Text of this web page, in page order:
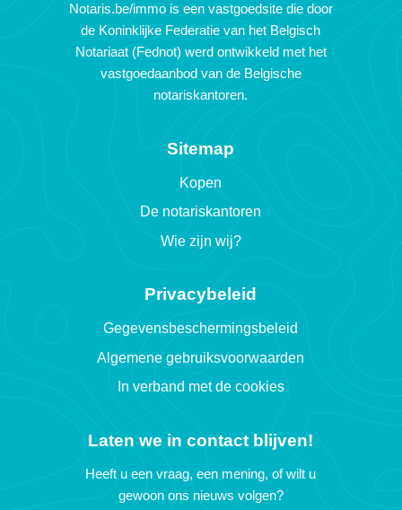
Notaris.be/immo is een vastgoedsite die door
de Koninklijke Federatie van het Belgisch
Notariaat (Fednot) werd ontwikkeld met het
vastgoedaanbod van de Belgische
notariskantoren.
Sitemap
Kopen
De notariskantoren
Wie zijn wij?
Privacybeleid
Gegevensbeschermingsbeleid
Algemene gebruiksvoorwaarden
In verband met de cookies
Laten we in contact blijven!
Heeft u een vraag, een mening, of wilt u
gewoon ons nieuws volgen?